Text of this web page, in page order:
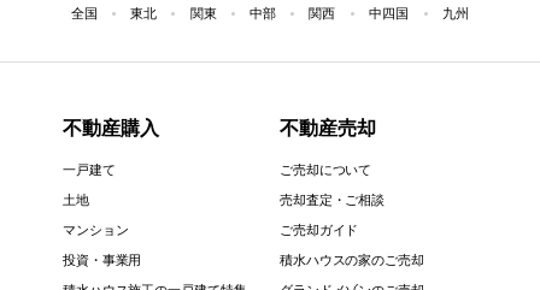
全国 東北 関東 中部 関西 中四国 九州
不動産購入
一戸建て
土地
マンション
投資・事業用
不動産売却
ご売却について
売却査定・ご相談
ご売却ガイド
積水ハウスの家のご売却